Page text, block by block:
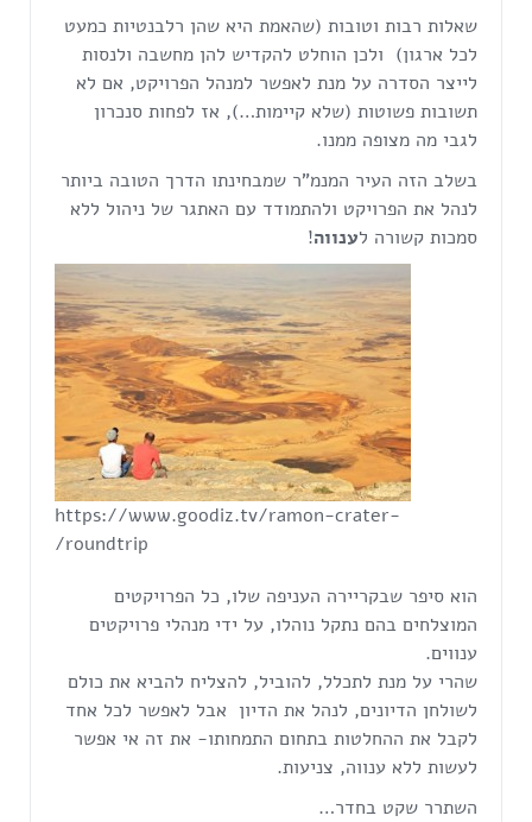
שאלות רבות וטובות (שהאמת היא שהן רלבנטיות כמעט
לכל ארגון) ולכן הוחלט להקדיש להן מחשבה ולנסות
לייצר הסדרה על מנת לאפשר למנהל הפרויקט, אם לא
תשובות פשוטות (שלא קיימות…), אז לפחות סנכרון
לגבי מה מצופה ממנו.
בשלב הזה העיר המנמ"ר שמבחינתו הדרך הטובה ביותר
לנהל את הפרויקט ולהתמודד עם האתגר של ניהול ללא
סמכות קשורה לענווה!
https://www.goodiz.tv/ramon-crater-
roundtrip/
הוא סיפר שבקריירה העניפה שלו, כל הפרויקטים
המוצלחים בהם נתקל נוהלו, על ידי מנהלי פרויקטים
ענווים.
שהרי על מנת לתכלל, להוביל, להצליח להביא את כולם
לשולחן הדיונים, לנהל את הדיון אבל לאפשר לכל אחד
לקבל את ההחלטות בתחום התמחותו- את זה אי אפשר
לעשות ללא ענווה, צניעות.
השתרר שקט בחדר…